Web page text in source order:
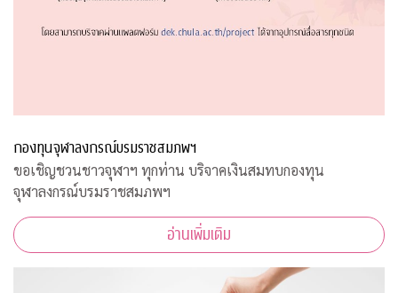
กองทุนจุฬาลงกรณ์บรมราชสมภพฯ
ขอเชิญชวนชาวจุฬาฯ ทุกท่าน บริจาคเงินสมทบกองทุน
จุฬาลงกรณ์บรมราชสมภพฯ
อ่านเพิ่มเติม